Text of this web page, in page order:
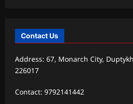
Contact Us
Address: 67, Monarch City,
226017
Contact: 9792141442